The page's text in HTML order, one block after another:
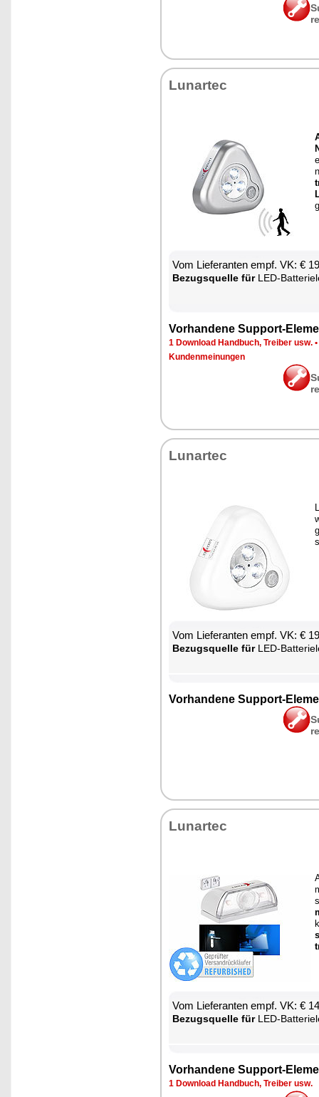
Lun­ar­tec
Vom Lie­fe­ran­ten empf. VK: €
Be­zugs­quel­le fürLED-
Vor­han­de­ne Sup­port-
1 Down­load Hand­buch, Trei­ber usw. •
Kun­den­mei­nun­gen
Lun­ar­tec
Vom Lie­fe­ran­ten empf. VK: €
Be­zugs­quel­le fürLED-
Vor­han­de­ne Sup­port-
Lun­ar­tec
Vom Lie­fe­ran­ten empf. VK: €
Be­zugs­quel­le fürLED-
Vor­han­de­ne Sup­port-
1 Down­load Hand­buch, Trei­ber usw.